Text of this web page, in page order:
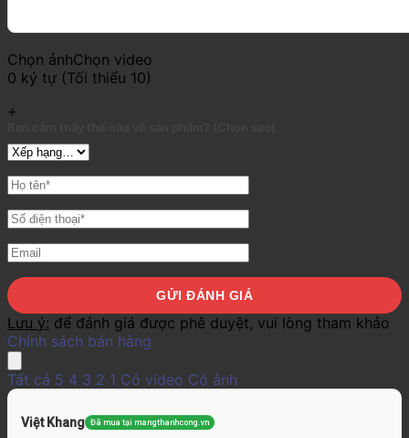
Chọn ảnhChọn video
0 ký tự (Tối thiểu 10)
+
Lưu ý: để đánh giá được phê duyệt, vui lòng tham khảo
Chính sách bán hàng
Tất cả 5 4 3 2 1 Có video Có ảnh
Việt Khang Đã mua tại mangthanhcong.vn